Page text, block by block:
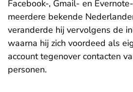
Facebook-, Gmail- en
meerdere bekende
veranderde hij vervolgens de
waarna hij zich voordeed als
account tegenover contacten
personen.